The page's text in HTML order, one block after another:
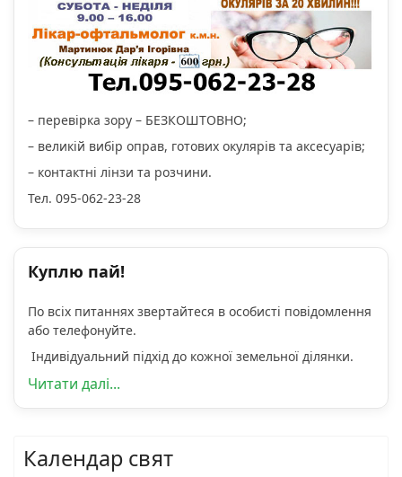
– перевірка зору – БЕЗКОШТОВНО;
– великій вибір оправ, готових окулярів та аксесуарів;
– контактні лінзи та розчини.
Тел. 095-062-23-28
Куплю пай!
По всіх питаннях звертайтеся в особисті повідомлення
або телефонуйте.
Індивідуальний підхід до кожної земельної ділянки.
Читати далі...
Календар свят